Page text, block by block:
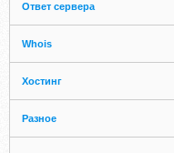
Ответ сервера
Whois
Хостинг
Разное